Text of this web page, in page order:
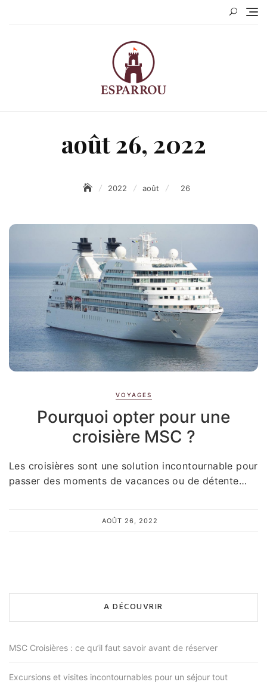
août 26, 2022
2022 août 26
VOYAGES
Pourquoi opter pour une
croisière MSC ?
Les croisières sont une solution incontournable pour
passer des moments de vacances ou de détente…
AOÛT 26, 2022
A DÉCOUVRIR
MSC Croisières : ce qu’il faut savoir avant de réserver
Excursions et visites incontournables pour un séjour tout